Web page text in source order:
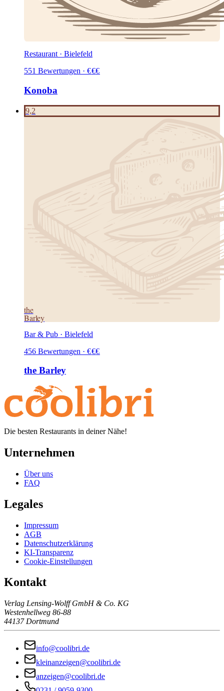
Restaurant · Bielefeld
551 Bewertungen · €€€
Konoba
9,2
the
Barley
Bar & Pub · Bielefeld
456 Bewertungen · €€€
the Barley
Die besten Restaurants in deiner Nähe!
Unternehmen
Über uns
FAQ
Legales
Impressum
AGB
Datenschutzerklärung
KI-Transparenz
Cookie-Einstellungen
Kontakt
Verlag Lensing-Wolff GmbH & Co. KG
Westenhellweg 86-88
44137 Dortmund
info@coolibri.de
kleinanzeigen@coolibri.de
anzeigen@coolibri.de